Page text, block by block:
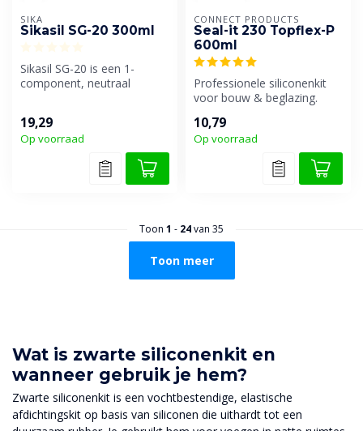
SIKA
Sikasil SG-20 300ml
Sikasil SG-20 is een 1-
component, neutraal
19,29
Op voorraad
CONNECT PRODUCTS
Seal-it 230 Topflex-P
600ml
Professionele siliconenkit
voor bouw & beglazing.
geschikt vo...
10,79
Op voorraad
Toon 1 - 24van 35
Toon meer
Wat is zwarte siliconenkit en
wanneer gebruik je hem?
Zwarte siliconenkit is een vochtbestendige, elastische
afdichtingskit op basis van siliconen die uithardt tot een